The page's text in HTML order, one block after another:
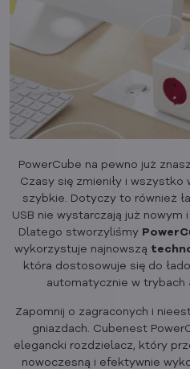
PowerCube na pewno już
Czasy się zmieniły i wszystko
szybkie. Dotyczy to również
USB nie wystarczają już nowym
Dlatego stworzyliśmy
wykorzystuje najnowszą
która dostosowuje się do
automatycznie w trybach
Zapomnij o zagraconych i
gniazdach. Cubenest
elegancki rozdzielacz, który
nowoczesną i efektywnie